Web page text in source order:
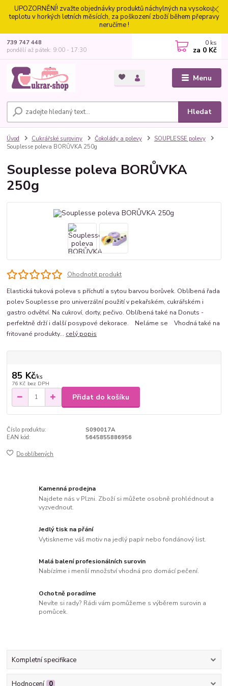
UPOZORNĚNÍ! zvažte objednávky produktů náchylných na vysokou
teplotu v horkých letních měsících, za poškození zboží během přepravy
neručíme !
Menu
Hledat
739 747 448
pondělí až pátek: 9:00 - 17:30
0 ks
za 0 Kč
Úvod Cukrářské suroviny Čokolády a polevy
SOUPLESSE polevy
Souplesse poleva BORŮVKA 250g
Souplesse poleva BORŮVKA
250g
Ohodnotit produkt
Elastická tuková poleva s příchutí a sytou barvou borůvek. Oblíbená řada
polev Souplesse pro univerzální použití v pekařském, cukrářském i
gastro odvětví. Na cukroví, dorty, pečivo. Oblíbená také na Donuts -
perfektně drží i další posypové dekorace. Neláme se Vhodná také na
fritované produkty... celý popis
85 Kč/ks
76 Kč bez DPH
Přidat do košíku
Číslo produktu:
S090017A
EAN kód:
5645855886956
Do oblíbených
Kamenná prodejna
Najdete nás v Plzni. Zboží si můžete osobně prohlédnout a
vyzvednout.
Jedlý tisk na přání
Vytiskneme váš motiv na jedlý papír nebo fondánový list.
Malá balení profesionálních surovin
Nabízíme i menší množství vhodná pro domácí pečení.
Ochotně poradíme
Nevíte si rady? Rádi vám pomůžeme s výběrem surovin a
pomůcek.
Kompletní specifikace
Hodnocení 0